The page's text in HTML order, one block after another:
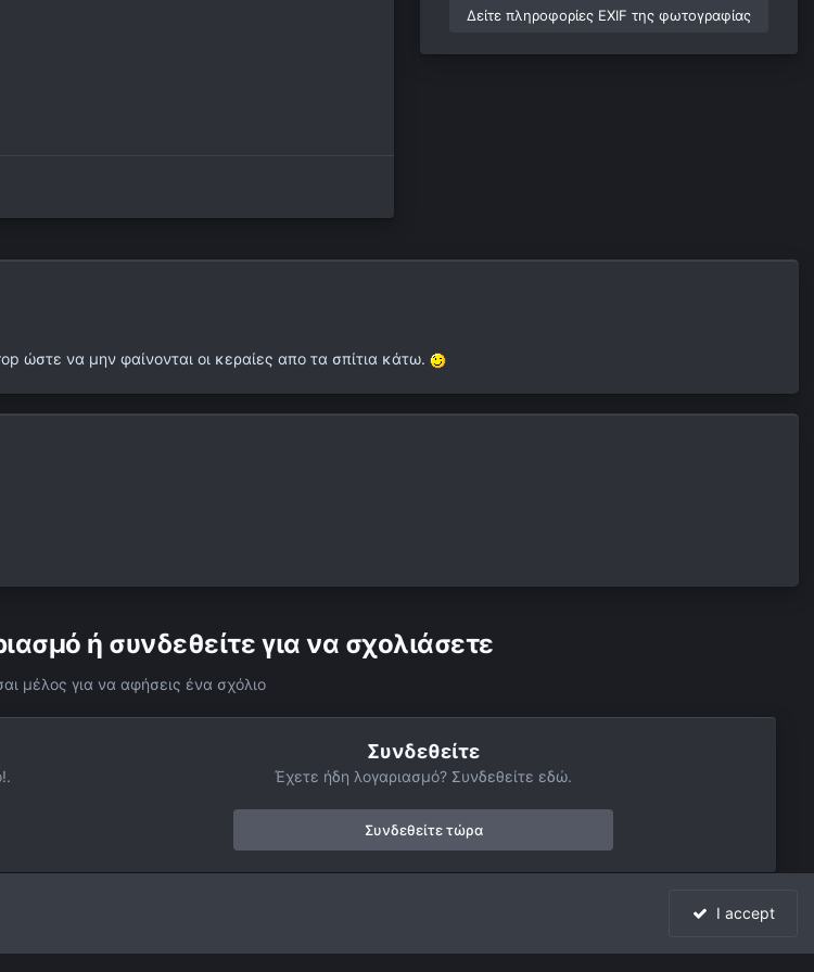
Δείτε πληροφορίες EXIF της φωτογραφίας
ώστε να μην φαίνονται οι κεραίες απο τα σπίτια κάτω.
ή συνδεθείτε για να σχολιάσετε
μέλος για να αφήσεις ένα σχόλιο
Συνδεθείτε
Έχετε ήδη λογαριασμό? Συνδεθείτε εδώ.
Συνδεθείτε τώρα
I accept